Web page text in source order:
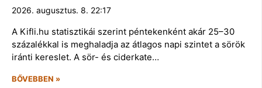
2026. augusztus. 8. 22:17
A Kifli.hu statisztikái szerint péntekenként akár 25–30
százalékkal is meghaladja az átlagos napi szintet a sörök
iránti kereslet. A sör- és ciderkate…
BŐVEBBEN »